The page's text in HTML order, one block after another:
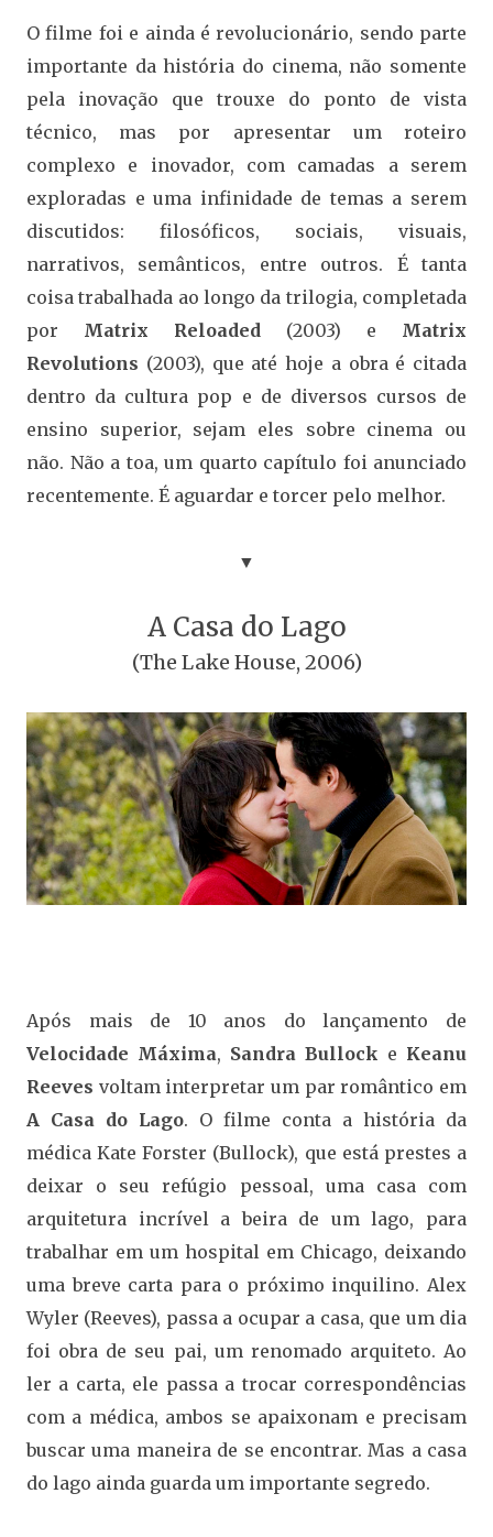
O filme foi e ainda é revolucionário, sendo parte
importante da história do cinema, não somente
pela inovação que trouxe do ponto de vista
técnico, mas por apresentar um roteiro
complexo e inovador, com camadas a serem
exploradas e uma infinidade de temas a serem
discutidos: filosóficos, sociais, visuais,
narrativos, semânticos, entre outros. É tanta
coisa trabalhada ao longo da trilogia, completada
por Matrix Reloaded (2003) e Matrix
Revolutions (2003), que até hoje a obra é citada
dentro da cultura pop e de diversos cursos de
ensino superior, sejam eles sobre cinema ou
não. Não a toa, um quarto capítulo foi anunciado
recentemente. É aguardar e torcer pelo melhor.
▼
A Casa do Lago
(The Lake House, 2006)
Após mais de 10 anos do lançamento de
Velocidade Máxima, Sandra Bullock e Keanu
Reeves voltam interpretar um par romântico em
A Casa do Lago. O filme conta a história da
médica Kate Forster (Bullock), que está prestes a
deixar o seu refúgio pessoal, uma casa com
arquitetura incrível a beira de um lago, para
trabalhar em um hospital em Chicago, deixando
uma breve carta para o próximo inquilino. Alex
Wyler (Reeves), passa a ocupar a casa, que um dia
foi obra de seu pai, um renomado arquiteto. Ao
ler a carta, ele passa a trocar correspondências
com a médica, ambos se apaixonam e precisam
buscar uma maneira de se encontrar. Mas a casa
do lago ainda guarda um importante segredo.